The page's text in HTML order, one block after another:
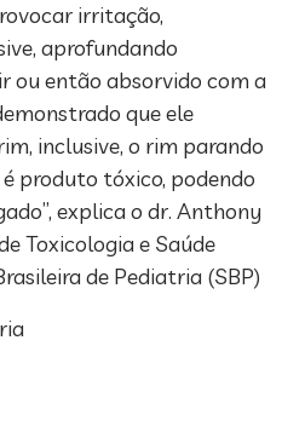
irritação,
aprofundando
ou então absorvido com a
que ele
inclusive, o rim parando
produto tóxico, podendo
explica o dr. Anthony
Toxicologia e Saúde
de Pediatria (SBP)